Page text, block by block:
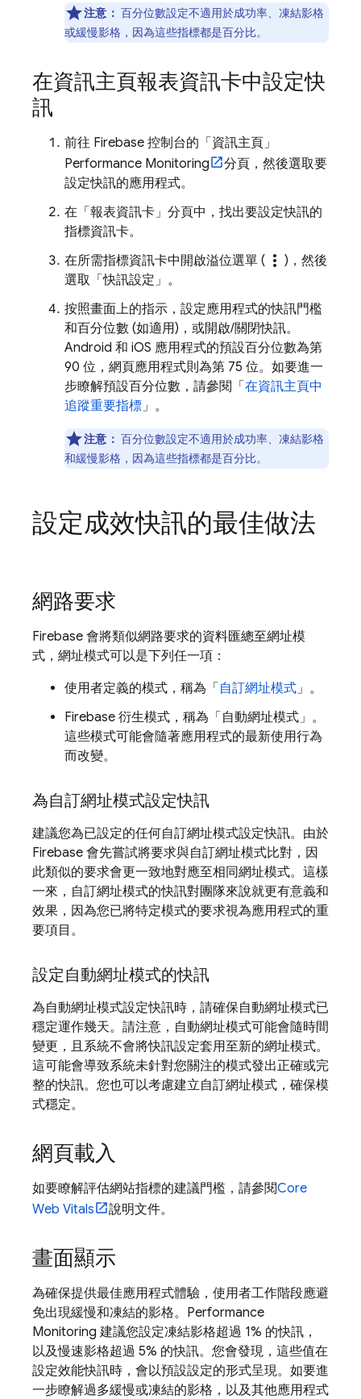
注意： 百分位數設定不適用於成功率、凍結影格
或緩慢影格，因為這些指標都是百分比。
在資訊主頁報表資訊卡中設定快
訊
前往 Firebase 控制台的「資訊主頁」
Performance Monitoring
分頁，然後選取要
設定快訊的應用程式。
在「報表資訊卡」分頁中，找出要設定快訊的
指標資訊卡。
在所需指標資訊卡中開啟溢位選單 ( more_vert )，然後
選取「快訊設定」 。
按照畫面上的指示，設定應用程式的快訊門檻
和百分位數 (如適用)，或開啟/關閉快訊。
Android 和 iOS 應用程式的預設百分位數為第
90 位，網頁應用程式則為第 75 位。如要進一
步瞭解預設百分位數，請參閱「 在資訊主頁中
追蹤重要指標」。
注意： 百分位數設定不適用於成功率、凍結影格
和緩慢影格，因為這些指標都是百分比。
設定成效快訊的最佳做法
網路要求
Firebase 會將類似網路要求的資料匯總至網址模
式，網址模式可以是下列任一項：
使用者定義的模式，稱為「 自訂網址模式」。
Firebase 衍生模式，稱為「自動網址模式」 。
這些模式可能會隨著應用程式的最新使用行為
而改變。
為自訂網址模式設定快訊
建議您為已設定的任何自訂網址模式設定快訊。由於
Firebase 會先嘗試將要求與自訂網址模式比對，因
此類似的要求會更一致地對應至相同網址模式。這樣
一來，自訂網址模式的快訊對團隊來說就更有意義和
效果，因為您已將特定模式的要求視為應用程式的重
要項目。
設定自動網址模式的快訊
為自動網址模式設定快訊時，請確保自動網址模式已
穩定運作幾天。請注意，自動網址模式可能會隨時間
變更，且系統不會將快訊設定套用至新的網址模式。
這可能會導致系統未針對您關注的模式發出正確或完
整的快訊。您也可以考慮建立自訂網址模式，確保模
式穩定。
網頁載入
如要瞭解評估網站指標的建議門檻，請參閱Core
Web Vitals
說明文件。
畫面顯示
為確保提供最佳應用程式體驗，使用者工作階段應避
免出現緩慢和凍結的影格。 Performance
Monitoring 建議您設定凍結影格超過 1% 的快訊，
以及慢速影格超過 5% 的快訊。您會發現，這些值在
設定效能快訊時，會以預設設定的形式呈現。如要進
一步瞭解過多緩慢或凍結的影格，以及其他應用程式